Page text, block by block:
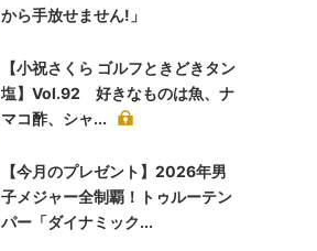
から手放せません!」
【小祝さくら ゴルフときどきタン
塩】Vol.92 好きなものは魚、ナ
マコ酢、シャ...
【今月のプレゼント】2026年男
子メジャー全制覇！トゥルーテン
パー「ダイナミック...